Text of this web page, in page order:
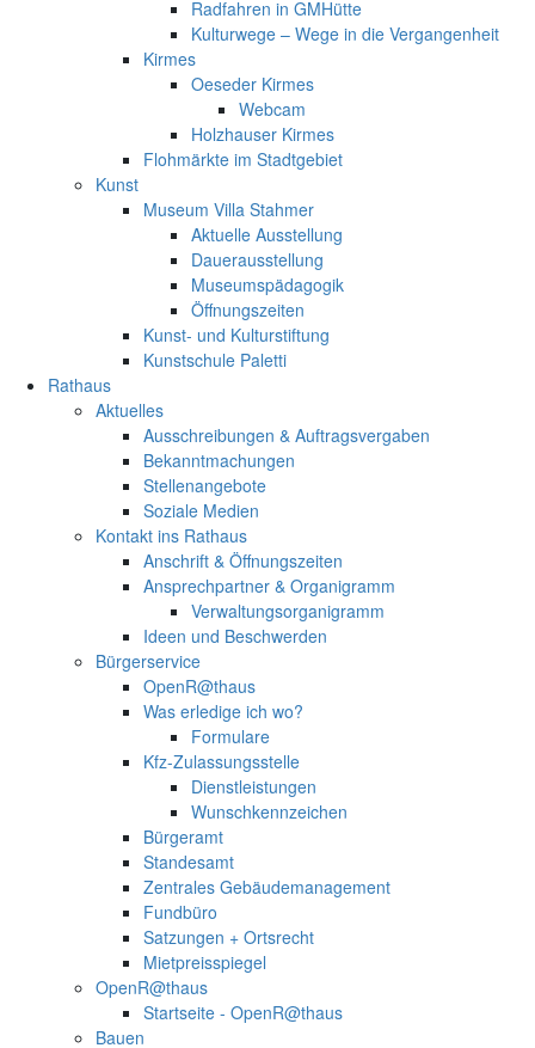
Radfahren in GMHütte
Kulturwege – Wege in die Vergangenheit
Kirmes
Oeseder Kirmes
Webcam
Holzhauser Kirmes
Flohmärkte im Stadtgebiet
Kunst
Museum Villa Stahmer
Aktuelle Ausstellung
Dauerausstellung
Museumspädagogik
Öffnungszeiten
Kunst- und Kulturstiftung
Kunstschule Paletti
Rathaus
Aktuelles
Ausschreibungen & Auftragsvergaben
Bekanntmachungen
Stellenangebote
Soziale Medien
Kontakt ins Rathaus
Anschrift & Öffnungszeiten
Ansprechpartner & Organigramm
Verwaltungsorganigramm
Ideen und Beschwerden
Bürgerservice
OpenR@thaus
Was erledige ich wo?
Formulare
Kfz-Zulassungsstelle
Dienstleistungen
Wunschkennzeichen
Bürgeramt
Standesamt
Zentrales Gebäudemanagement
Fundbüro
Satzungen + Ortsrecht
Mietpreisspiegel
OpenR@thaus
Startseite - OpenR@thaus
Bauen